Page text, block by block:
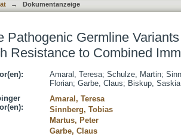
→ Dokumentanzeige
Pathogenic Germline
Resistance to Combined
Amaral, Teresa; Schulze, Martin;
Florian; Garbe, Claus; Biskup, Saskia
Amaral, Teresa
Sinnberg, Tobias
Martus, Peter
Garbe, Claus